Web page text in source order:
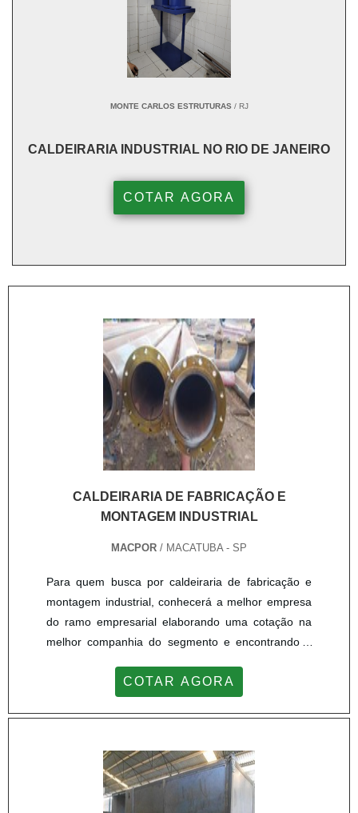
MONTE CARLOS ESTRUTURAS/ RJ
CALDEIRARIA INDUSTRIAL NO RIO DE JANEIRO
COTAR AGORA
CALDEIRARIA DE FABRICAÇÃO E
MONTAGEM INDUSTRIAL
MACPOR / MACATUBA - SP
Para quem busca por caldeiraria de fabricação e
montagem industrial, conhecerá a melhor empresa
do ramo empresarial elaborando uma cotação na
melhor companhia do segmento e encontrando a
CALDEIRARIA DE FABRICAÇÃO E MONTAGEM
fabricação e montagem industrial em uma empresa
Atuando com laminação co...
COTAR AGORA